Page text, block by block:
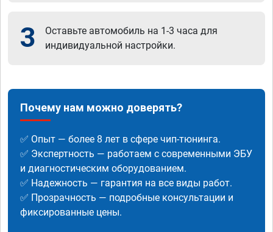
3
Оставьте автомобиль на 1-3 часа для
индивидуальной настройки.
Почему нам можно доверять?
✅ Опыт — более 8 лет в сфере чип-тюнинга.
✅ Экспертность — работаем с современными ЭБУ
и диагностическим оборудованием.
✅ Надежность — гарантия на все виды работ.
✅ Прозрачность — подробные консультации и
фиксированные цены.